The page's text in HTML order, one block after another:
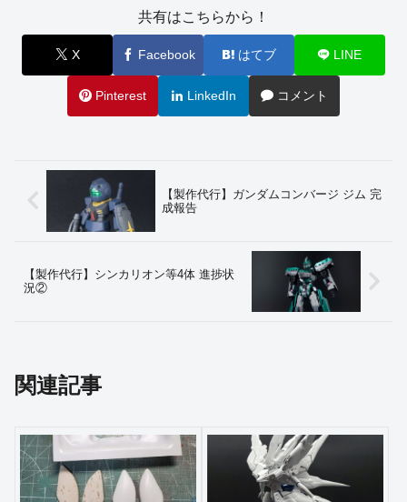
共有はこちらから！
X Facebook はてブ LINE
Pinterest LinkedIn コメント
【製作代行】ガンダムコンバージ ジム 完
成報告
【製作代行】シンカリオン等4体 進捗状
況②
関連記事